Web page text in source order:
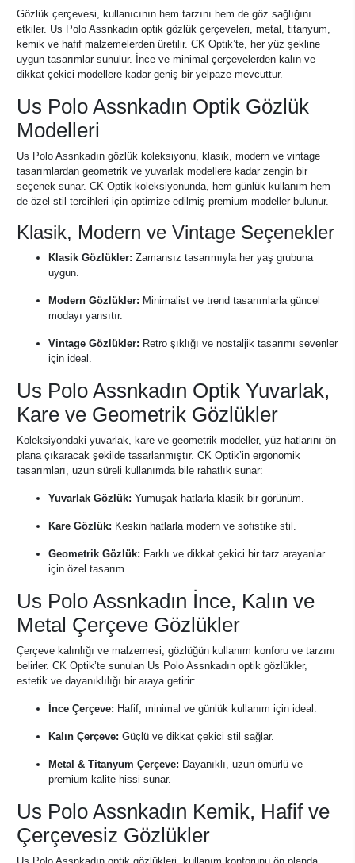
Gözlük çerçevesi, kullanıcının hem tarzını hem de göz sağlığını
etkiler. Us Polo Assnkadın optik gözlük çerçeveleri, metal, titanyum,
kemik ve hafif malzemelerden üretilir. CK Optik’te, her yüz şekline
uygun tasarımlar sunulur. İnce ve minimal çerçevelerden kalın ve
dikkat çekici modellere kadar geniş bir yelpaze mevcuttur.
Us Polo Assnkadın Optik Gözlük
Modelleri
Us Polo Assnkadın gözlük koleksiyonu, klasik, modern ve vintage
tasarımlardan geometrik ve yuvarlak modellere kadar zengin bir
seçenek sunar. CK Optik koleksiyonunda, hem günlük kullanım hem
de özel stil tercihleri için optimize edilmiş premium modeller bulunur.
Klasik, Modern ve Vintage Seçenekler
Klasik Gözlükler: Zamansız tasarımıyla her yaş grubuna
uygun.
Modern Gözlükler: Minimalist ve trend tasarımlarla güncel
modayı yansıtır.
Vintage Gözlükler: Retro şıklığı ve nostaljik tasarımı sevenler
için ideal.
Us Polo Assnkadın Optik Yuvarlak,
Kare ve Geometrik Gözlükler
Koleksiyondaki yuvarlak, kare ve geometrik modeller, yüz hatlarını ön
plana çıkaracak şekilde tasarlanmıştır. CK Optik’in ergonomik
tasarımları, uzun süreli kullanımda bile rahatlık sunar:
Yuvarlak Gözlük: Yumuşak hatlarla klasik bir görünüm.
Kare Gözlük: Keskin hatlarla modern ve sofistike stil.
Geometrik Gözlük: Farklı ve dikkat çekici bir tarz arayanlar
için özel tasarım.
Us Polo Assnkadın İnce, Kalın ve
Metal Çerçeve Gözlükler
Çerçeve kalınlığı ve malzemesi, gözlüğün kullanım konforu ve tarzını
belirler. CK Optik’te sunulan Us Polo Assnkadın optik gözlükler,
estetik ve dayanıklılığı bir araya getirir:
İnce Çerçeve: Hafif, minimal ve günlük kullanım için ideal.
Kalın Çerçeve: Güçlü ve dikkat çekici stil sağlar.
Metal & Titanyum Çerçeve: Dayanıklı, uzun ömürlü ve
premium kalite hissi sunar.
Us Polo Assnkadın Kemik, Hafif ve
Çerçevesiz Gözlükler